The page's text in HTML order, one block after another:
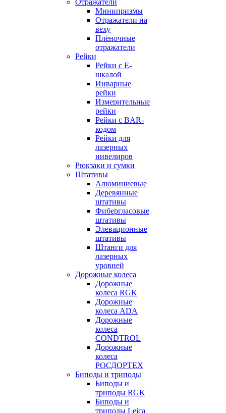
Отражатели
Минипризмы
Отражатели на
веху
Плёночные
отражатели
Рейки
Рейки с E-
шкалой
Инварные
рейки
Измерительные
рейки
Рейки с BAR-
кодом
Рейки для
лазерных
нивелиров
Рюкзаки и сумки
Штативы
Алюминиевые
Деревянные
штативы
Фибергласовые
штативы
Элевационные
штативы
Штанги для
лазерных
уровней
Дорожные колеса
Дорожные
колеса RGK
Дорожные
колеса ADA
Дорожные
колеса
CONDTROL
Дорожные
колеса
РОСДОРТЕХ
Биподы и триподы
Биподы и
триподы RGK
Биподы и
триподы Leica